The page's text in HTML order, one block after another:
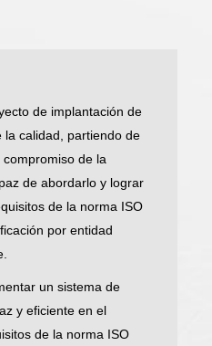
de implantación de
la calidad, partiendo de
de la
de abordarlo y lograr
de la norma ISO
por entidad
un sistema de
y eficiente en el
de la norma ISO